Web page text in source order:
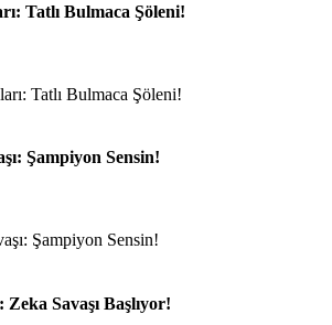
Tatlı Bulmaca Şöleni!
Şampiyon Sensin!
Savaşı Başlıyor!